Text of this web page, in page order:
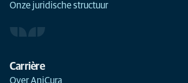
Onze juridische structuur
Carrière
Over AniCura